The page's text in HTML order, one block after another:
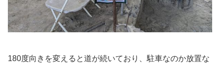
180度向きを変えると道が続いており、駐車なのか放置な